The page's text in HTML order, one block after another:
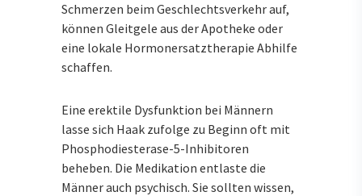
Schmerzen beim Geschlechtsverkehr auf,
können Gleitgele aus der Apotheke oder
eine lokale Hormonersatztherapie Abhilfe
schaffen.
Eine erektile Dysfunktion bei Männern
lasse sich Haak zufolge zu Beginn oft mit
Phosphodiesterase-5-Inhibitoren
beheben. Die Medikation entlaste die
Männer auch psychisch. Sie sollten wissen,